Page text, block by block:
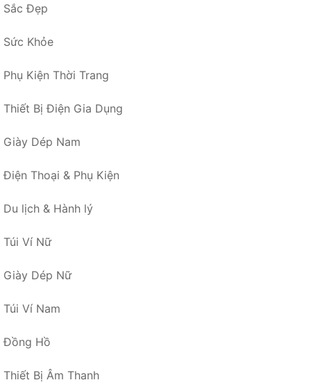
Sắc Đẹp
Sức Khỏe
Phụ Kiện Thời Trang
Thiết Bị Điện Gia Dụng
Giày Dép Nam
Điện Thoại & Phụ Kiện
Du lịch & Hành lý
Túi Ví Nữ
Giày Dép Nữ
Túi Ví Nam
Đồng Hồ
Thiết Bị Âm Thanh